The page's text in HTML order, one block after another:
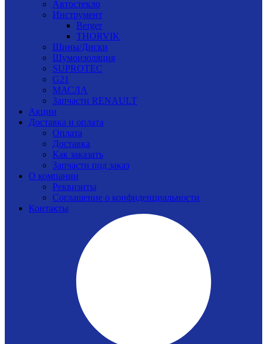
Автостекло
Инструмент
Berger
THORVIK
Шины/Диски
Шумоизоляция
SUPROTEC
G21
МАСЛА
Запчасти RENAULT
Акции
Доставка и оплата
Оплата
Доставка
Как заказать
Запчасти под заказ
О компании
Реквизиты
Соглашение о конфиденциальности
Контакты